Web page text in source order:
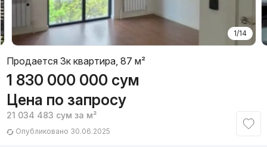
1/14
Продается 3к квартира, 87 м²
1 830 000 000 сум
Цена по запросу
21 034 483 сум за м²
Опубликовано 30.06.2025